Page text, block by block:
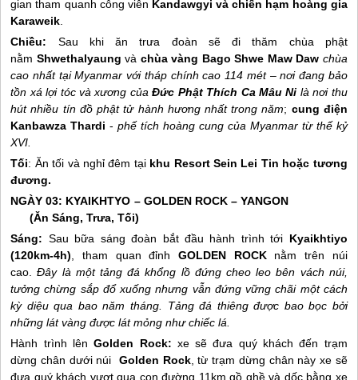
gian tham quanh công viên Kandawgyi và chiến hạm hoàng gia
Karaweik
Chiều: Sau khi ăn trưa đoàn sẽ đi thăm chùa phật
nằm Shwethalyaung và chùa vàng Bago Shwe Maw Daw chùa
cao nhất tại Myanmar với tháp chính cao 114 mét – nơi đang bảo
tồn xá lợi tóc và xương củaÐức Phật Thích Ca Mâu Ni là nơi thu
hút nhiều tín đồ phật tử hành hương nhất trong năm; cung điện
Kanbawza Thardi-phế tích hoàng cung của Myanmar từ thế kỷ
XVI.
Tối: Ăn tối và nghỉ đêm tại khu Resort Sein Lei Tin hoặc tương
đương.
NGÀY 03: KYAIKHTYO – GOLDEN ROCK – YANGON
(Ăn Sáng, Trưa, Tối)
Sáng: Sau bữa sáng đoàn bắt đầu hành trình tới Kyaikhtiyo
(120km-4h) , tham quan đỉnh GOLDEN ROCKnằm trên núi
cao.Đây là một tảng đá khổng lồ đứng cheo leo bên vách núi,
tưởng chừng sắp đổ xuống nhưng vẫn đứng vững chãi một cách
kỳ diệu qua bao năm tháng. Tảng đá thiêng được bao bọc bởi
những lát vàng được lát mỏng như chiếc lá.
Hành trình lênGolden Rock: xe sẽ đưa quý khách đến trạm
dừng chân dưới núi Golden Rock, từ trạm dừng chân này xe sẽ
đưa quý khách vượt qua con đường 11km gồ ghề và dốc bằng xe